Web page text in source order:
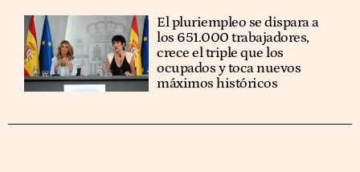
El pluriempleo se dispara a
los 651.000 trabajadores,
crece el triple que los
ocupados y toca nuevos
máximos históricos